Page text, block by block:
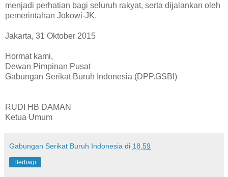
menjadi perhatian bagi seluruh rakyat, serta dijalankan oleh
pemerintahan Jokowi-JK.
Jakarta, 31 Oktober 2015
Hormat kami,
Dewan Pimpinan Pusat
Gabungan Serikat Buruh Indonesia (DPP.GSBI)
RUDI HB DAMAN
Ketua Umum
Gabungan Serikat Buruh Indonesia di 18.59
Berbagi